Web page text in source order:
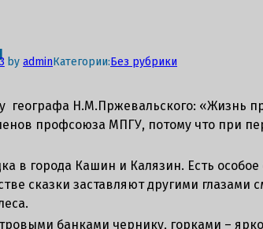
byadminКатегории:Без рубрики
географа Н.М.Пржевальского: «Жизнь
профсоюза МПГУ, потому что при
в города Кашин и Калязин. Есть
сказки заставляют другими
банками чернику, горками –